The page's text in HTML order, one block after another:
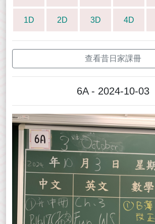
1D 2D 3D 4D
查看昔日家課冊
6A - 2024-10-03